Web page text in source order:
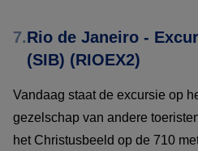
7.Rio de Janeiro -
(SIB) (RIOEX2)
Vandaag staat de excursie op
gezelschap van andere
het Christusbeeld op de 710